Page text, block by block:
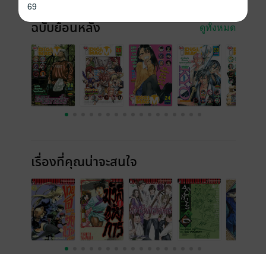
ฉบับย้อนหลัง ดูทั้งหมด
เรื่องที่คุณน่าจะสนใจ
69